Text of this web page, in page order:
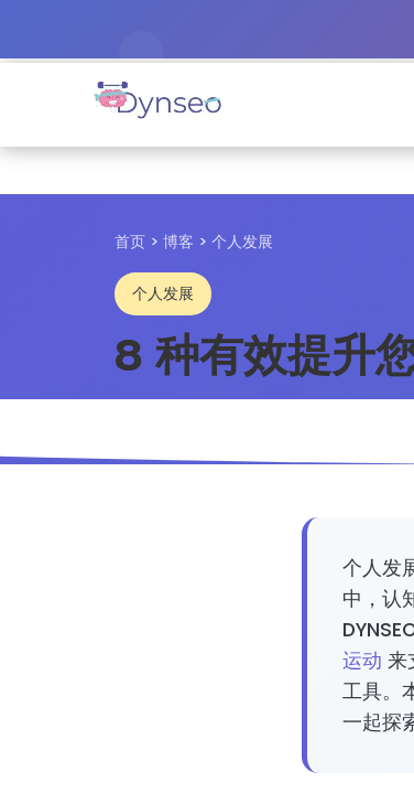
首页 > 博客 > 个人发展
个人发展
8 种有效提升
个人发
中，认
运动 来
工具。
一起探